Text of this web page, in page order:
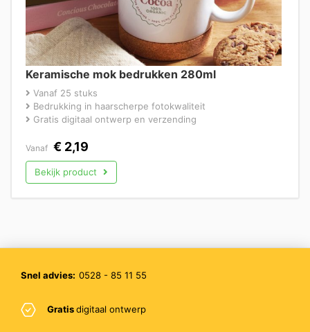
Keramische mok bedrukken 280ml
Vanaf 25 stuks
Bedrukking in haarscherpe fotokwaliteit
Gratis digitaal ontwerp en verzending
Vanaf € 2,19
Bekijk product
Snel advies: 0528 - 85 11 55
Gratisdigitaal ontwerp